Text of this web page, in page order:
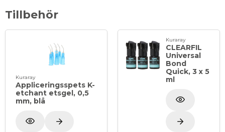
Tillbehör
Kuraray
Appliceringsspets K-
etchant etsgel, 0,5
mm, blå
Kuraray
CLEARFIL
Universal
Bond
Quick, 3 x 5
ml